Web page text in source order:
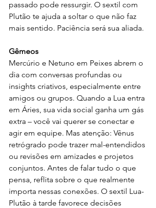
passado pode ressurgir. O sextil com
Plutão te ajuda a soltar o que não faz
mais sentido. Paciência será sua aliada.
Gêmeos
Mercúrio e Netuno em Peixes abrem o
dia com conversas profundas ou
insights criativos, especialmente entre
amigos ou grupos. Quando a Lua entra
em Áries, sua vida social ganha um gás
extra – você vai querer se conectar e
agir em equipe. Mas atenção: Vênus
retrógrado pode trazer mal-entendidos
ou revisões em amizades e projetos
conjuntos. Antes de falar tudo o que
pensa, reflita sobre o que realmente
importa nessas conexões. O sextil Lua-
Plutão à tarde favorece decisões